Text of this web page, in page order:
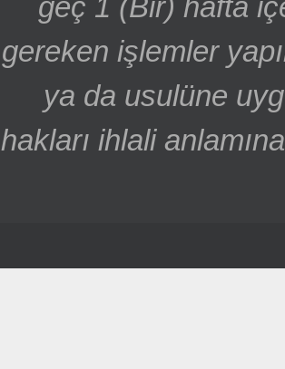
geç 1 (Bir) hafta
gereken işlemler
ya da usulüne
hakları ihlali